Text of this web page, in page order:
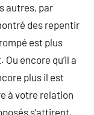
autres, par
des repentir
est plus
encore qu’il a
plus il est
à votre relation
s’attirent,